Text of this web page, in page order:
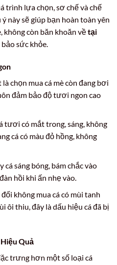
trình lựa chọn, sơ chế và chế
này sẽ giúp bạn hoàn toàn yên
không còn băn khoăn vềtại
sức khỏe.
chọn mua cá mè còn đang bơi
đảm bảo độ tươi ngon cao
tươi có mắt trong, sáng, không
cá có màu đỏ hồng, không
cá sáng bóng, bám chắc vào
hồi khi ấn nhẹ vào.
không mua cá có mùi tanh
ôi thiu, đây là dấu hiệu cá đã bị
Quả
trưng hơn một số loại cá